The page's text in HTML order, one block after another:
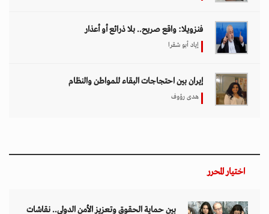
فنزويلا: واقع صريح.. بلا ذرائع أو أعذار
إياد أبو شقرا
إيران بين احتجاجات البقاء للمواطن والنظام
هدى رؤوف
اختيار المحرر
بين حماية الحقوق وتعزيز الأمن الدولي.. نقاشات